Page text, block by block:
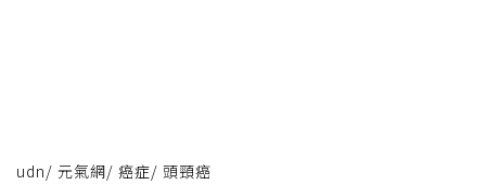
udn/ 元氣網/ 癌症/ 頭頸癌